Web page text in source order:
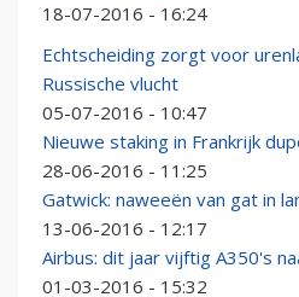
18-07-2016 - 16:24
Echtscheiding zorgt voor
Russische vlucht
05-07-2016 - 10:47
Nieuwe staking in Frankrijk
28-06-2016 - 11:25
Gatwick: naweeën van gat in
13-06-2016 - 12:17
Airbus: dit jaar vijftig A350's
01-03-2016 - 15:32